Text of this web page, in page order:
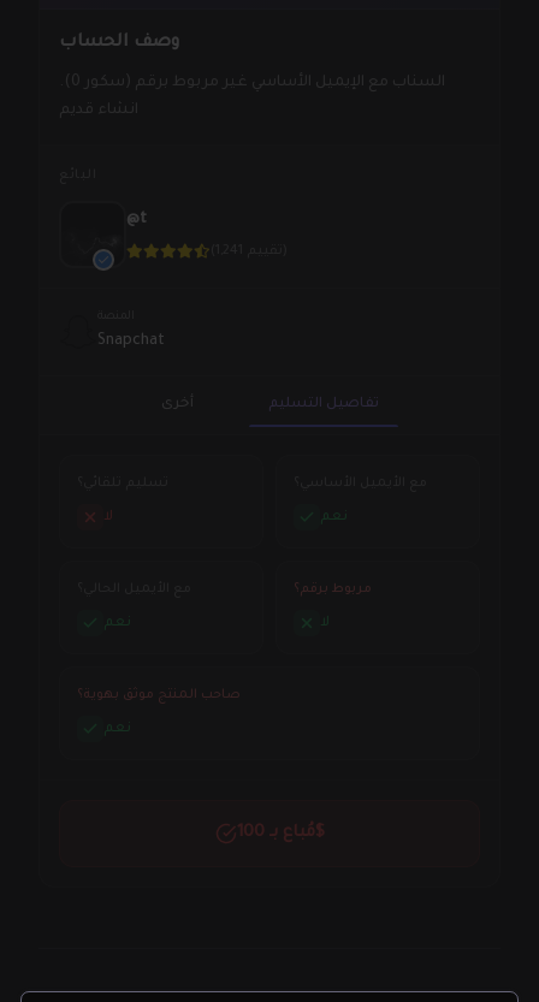
وصف الحساب
السناب مع الإيميل الأساسي غير مربوط برقم (سكور 0).
انشاء قديم
@t
Snapchat
أخرى تفاصيل التسليم
لا نعم
نعم
مربوط برقم؟
لا
صاحب المنتج موثق بهوية؟
نعم
مُباع بـ 100$